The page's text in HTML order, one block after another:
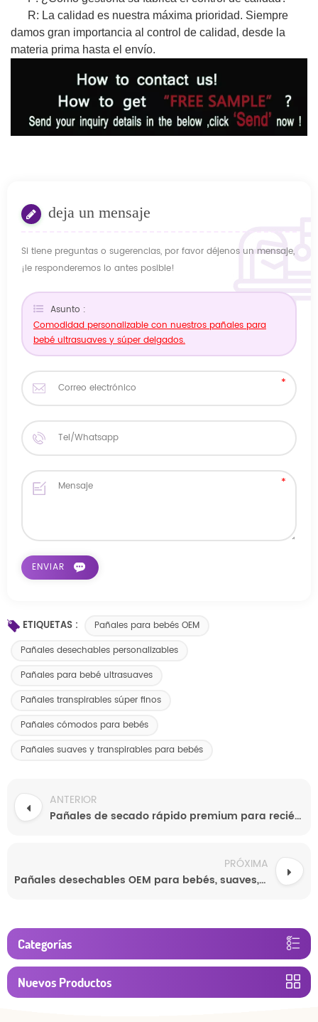
R: La calidad es nuestra máxima prioridad. Siempre
damos gran importancia al control de calidad, desde la
materia prima hasta el envío.
deja un mensaje
Si tiene preguntas o sugerencias, por favor déjenos un mensaje,
¡le responderemos lo antes posible!
Asunto :
Comodidad personalizable con nuestros pañales para
bebé ultrasuaves y súper delgados.
ETIQUETAS :
Pañales para bebés OEM
Pañales desechables personalizables
Pañales para bebé ultrasuaves
Pañales transpirables súper finos
Pañales cómodos para bebés
Pañales suaves y transpirables para bebés
ANTERIOR
Pañales de secado rápido premium para recién nacidos y bebés activos con marca OEM y muestras gratuitas.
PRÓXIMA
Pañales desechables OEM para bebés, suaves, súper delgados y personalizables.
Categorías
Nuevos Productos